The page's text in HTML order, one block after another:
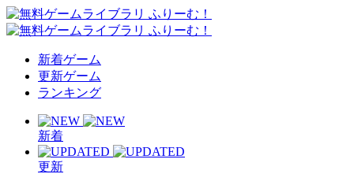
新着ゲーム
更新ゲーム
ランキング
新着
更新